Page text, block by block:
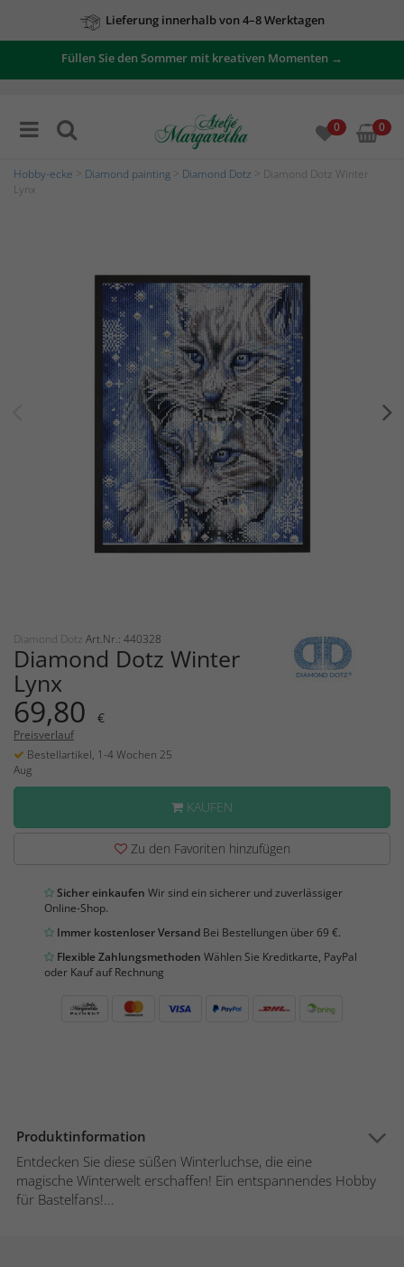
Lieferung innerhalb von 4–8 Werktagen
Füllen Sie den Sommer mit kreativen Momenten →
0 0
Hobby-ecke Diamond painting Diamond Dotz > Diamond Dotz Winter
Lynx
Diamond Dotz Art.Nr.: 440328
Diamond Dotz Winter
Lynx
69,80 €
Preisverlauf
Bestellartikel, 1-4 Wochen 25
Aug
KAUFEN
Zu den Favoriten hinzufügen
Sicher einkaufen Wir sind ein sicherer und zuverlässiger
Online-Shop.
Immer kostenloser Versand Bei Bestellungen über 69 €.
Flexible Zahlungsmethoden Wählen Sie Kreditkarte, PayPal
oder Kauf auf Rechnung
Produktinformation
Entdecken Sie diese süßen Winterluchse, die eine
magische Winterwelt erschaffen! Ein entspannendes Hobby
für Bastelfans!...